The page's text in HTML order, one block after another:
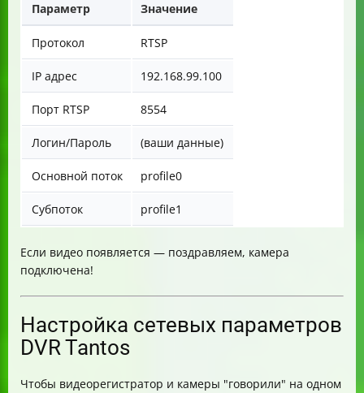
Параметр Значение
Протокол RTSP
IP адрес 192.168.99.100
Порт RTSP 8554
Логин/Пароль (ваши данные)
Основной поток profile0
Субпоток profile1
Если видео появляется — поздравляем, камера
подключена!
Настройка сетевых параметров
DVR Tantos
Чтобы видеорегистратор и камеры "говорили" на одном